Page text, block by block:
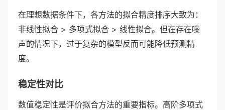
在理想数据条件下，各方法的拟合精度排序大致为：
非线性拟合 > 多项式拟合 > 线性拟合。但在存在噪
声的情况下，过于复杂的模型反而可能降低预测精
度。
稳定性对比
数值稳定性是评价拟合方法的重要指标。高阶多项式